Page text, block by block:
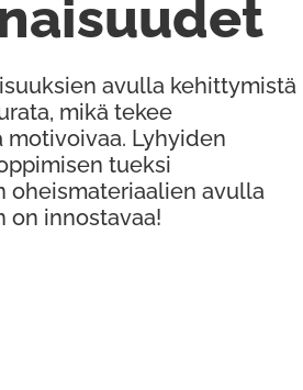
avulla kehittymistä
mikä tekee
Lyhyiden
tueksi
oheismateriaalien avulla
on innostavaa!